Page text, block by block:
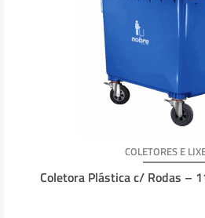
COLETORES E
Coletora Plástica c/ Rodas –